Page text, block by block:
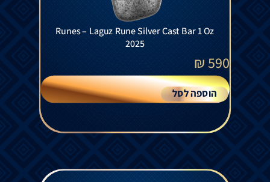
Runes – Laguz Rune Silver Cast Bar 1 Oz
2025
590
₪
הוספה לסל